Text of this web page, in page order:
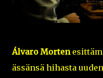
Álvaro Morten
ässänsä hihasta